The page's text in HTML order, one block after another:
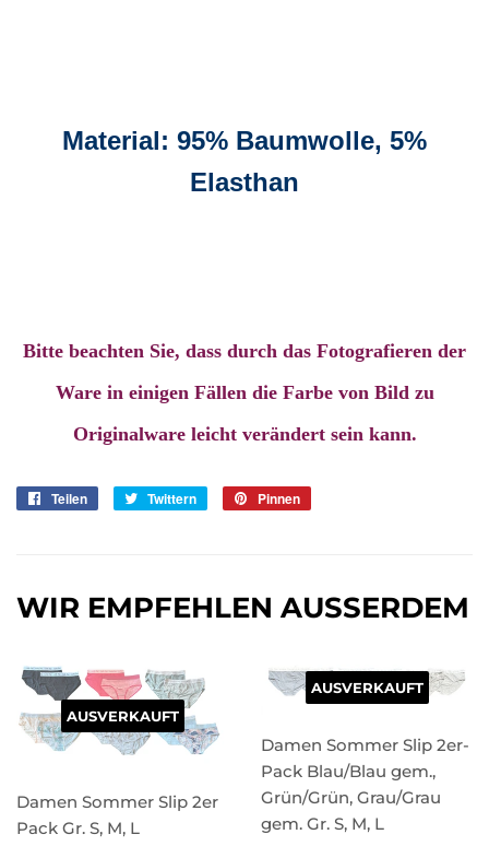
Material: 95% Baumwolle, 5%
Elasthan
Bitte beachten Sie, dass durch das Fotografieren der
Ware in einigen Fällen die Farbe von Bild zu
Originalware leicht verändert sein kann.
Teilen Twittern Pinnen
WIR EMPFEHLEN AUSSERDEM
AUSVERKAUFT
Damen Sommer Slip 2er
Pack Gr. S, M, L
AUSVERKAUFT
Damen Sommer Slip 2er-
Pack Blau/Blau gem.,
Grün/Grün, Grau/Grau
gem. Gr. S, M, L